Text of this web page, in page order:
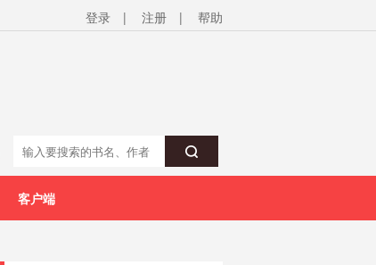
登录 | 注册 | 帮助
客户端